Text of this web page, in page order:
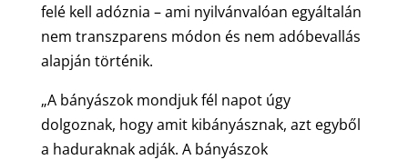
felé kell adóznia – ami nyilvánvalóan egyáltalán
nem transzparens módon és nem adóbevallás
alapján történik.
„A bányászok mondjuk fél napot úgy
dolgoznak, hogy amit kibányásznak, azt egyből
a haduraknak adják. A bányászok